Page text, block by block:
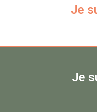
Je
Je